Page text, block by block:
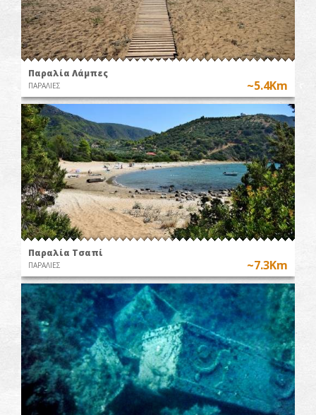
Παραλία Λάμπες
ΠΑΡΑΛΙΕΣ ~5.4Km
Παραλία Τσαπί
ΠΑΡΑΛΙΕΣ ~7.3Km